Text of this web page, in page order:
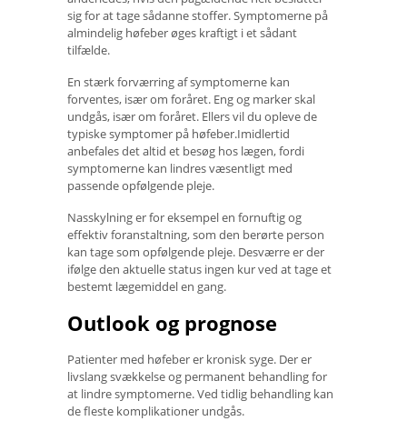
sig for at tage sådanne stoffer. Symptomerne på
almindelig høfeber øges kraftigt i et sådant
tilfælde.
En stærk forværring af symptomerne kan
forventes, især om foråret. Eng og marker skal
undgås, især om foråret. Ellers vil du opleve de
typiske symptomer på høfeber.Imidlertid
anbefales det altid et besøg hos lægen, fordi
symptomerne kan lindres væsentligt med
passende opfølgende pleje.
Nasskylning er for eksempel en fornuftig og
effektiv foranstaltning, som den berørte person
kan tage som opfølgende pleje. Desværre er der
ifølge den aktuelle status ingen kur ved at tage et
bestemt lægemiddel en gang.
Outlook og prognose
Patienter med høfeber er kronisk syge. Der er
livslang svækkelse og permanent behandling for
at lindre symptomerne. Ved tidlig behandling kan
de fleste komplikationer undgås.